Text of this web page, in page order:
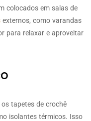
colocados em salas de
externos, como varandas
para relaxar e aproveitar
tapetes de crochê
isolantes térmicos. Isso